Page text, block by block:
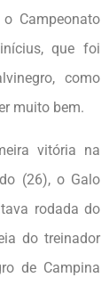
Campeonato
que foi
como
muito bem.
vitória na
(26), o Galo
rodada do
do treinador
de Campina